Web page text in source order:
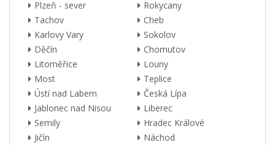
Plzeň - sever
Rokycany
Tachov
Cheb
Karlovy Vary
Sokolov
Děčín
Chomutov
Litoměřice
Louny
Most
Teplice
Ústí nad Labem
Česká Lípa
Jablonec nad Nisou
Liberec
Semily
Hradec Králové
Jičín
Náchod